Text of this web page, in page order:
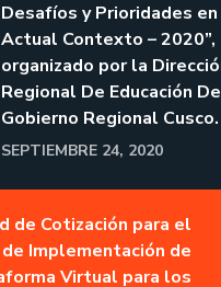
Desafíos y Prioridades
Actual Contexto – 2020”,
organizado por la
Regional De Educación
Gobierno Regional Cusco.
SEPTIEMBRE 24, 2020
de Cotización para el
Implementación de
Virtual para los